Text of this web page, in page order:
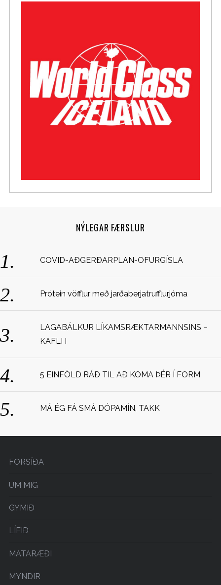
NÝLEGAR FÆRSLUR
COVID-AÐGERÐARPLAN-OFURGÍSLA
Prótein vöfflur með jarðaberjatrufflurjóma
LAGABÁLKUR LÍKAMSRÆKTARMANNSINS –
KAFLI I
5 EINFÖLD RÁÐ TIL AÐ KOMA ÞÉR Í FORM
MÁ ÉG FÁ SMÁ DÓPAMÍN, TAKK
FORSÍÐA
UM MIG
GYMIÐ
LÍFIÐ
MATARÆÐI
MYNDIR